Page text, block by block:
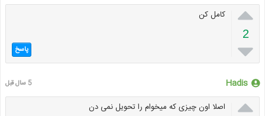

2

کامل کن
پاسخ
Hadis 5 سال قبل
 اصلا اون چیزی که میخوام را تحویل نمی دن